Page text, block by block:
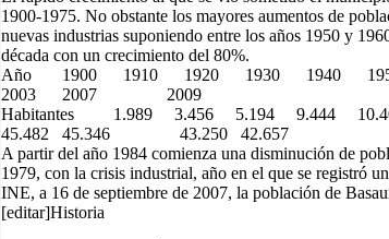
1900-1975. No obstante los mayores aumentos de
nuevas industrias suponiendo entre los años 1950 y
década con un crecimiento del 80%.
Año 1900 1910 1920 1930 1940
2003 2007 2009
Habitantes 1.989 3.456 5.194 9.444
45.482 45.346 43.250 42.657
A partir del año 1984 comienza una disminución de
1979, con la crisis industrial, año en el que se registró
INE, a 16 de septiembre de 2007, la población de
[editar]Historia